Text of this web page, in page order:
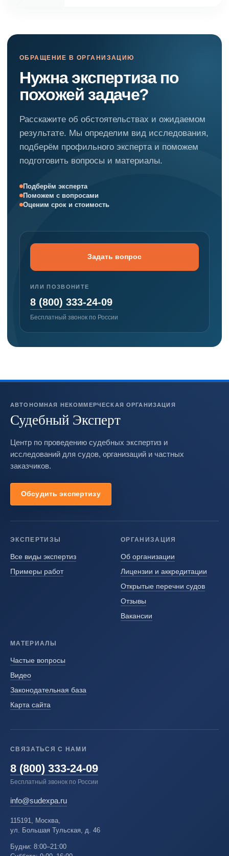
ОБРАЩЕНИЕ В ОРГАНИЗАЦИЮ
Нужна экспертиза по
похожей задаче?
Расскажите об обстоятельствах и ожидаемом
результате. Мы определим вид исследования,
подберём профильного эксперта и поможем
подготовить вопросы и материалы.
Подберём эксперта
Поможем с вопросами
Оценим срок и стоимость
Задать вопрос
ИЛИ ПОЗВОНИТЕ
8 (800) 333-24-09
Бесплатный звонок по России
АВТОНОМНАЯ НЕКОММЕРЧЕСКАЯ ОРГАНИЗАЦИЯ
Судебный Эксперт
Центр по проведению судебных экспертиз и
исследований для судов, организаций и частных
заказчиков.
Обсудить экспертизу
ЭКСПЕРТИЗЫ
Все виды экспертиз
Примеры работ
ОРГАНИЗАЦИЯ
Об организации
Лицензии и аккредитации
Открытые перечни судов
Отзывы
Вакансии
МАТЕРИАЛЫ
Частые вопросы
Видео
Законодательная база
Карта сайта
СВЯЗАТЬСЯ С НАМИ
8 (800) 333-24-09
Бесплатный звонок по России
info@sudexpa.ru
115191, Москва,
ул. Большая Тульская, д. 46
Будни: 8:00–21:00